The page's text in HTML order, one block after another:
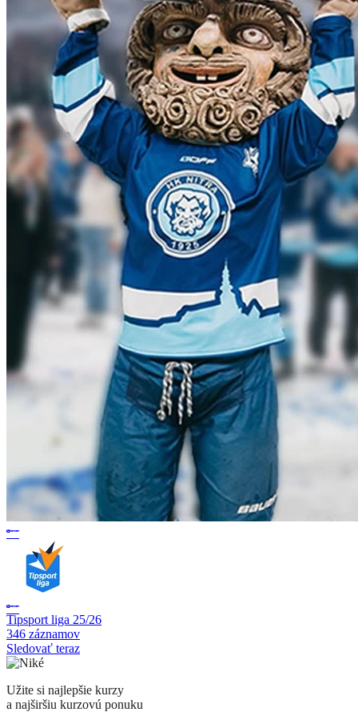
Tipsport liga 25/26
346 záznamov
Sledovať teraz
Užite si najlepšie kurzy
a najširšiu kurzovú ponuku